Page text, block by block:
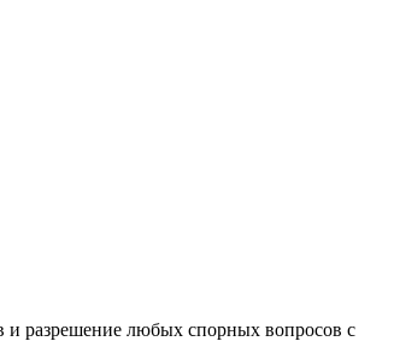
и разрешение любых спорных вопросов с